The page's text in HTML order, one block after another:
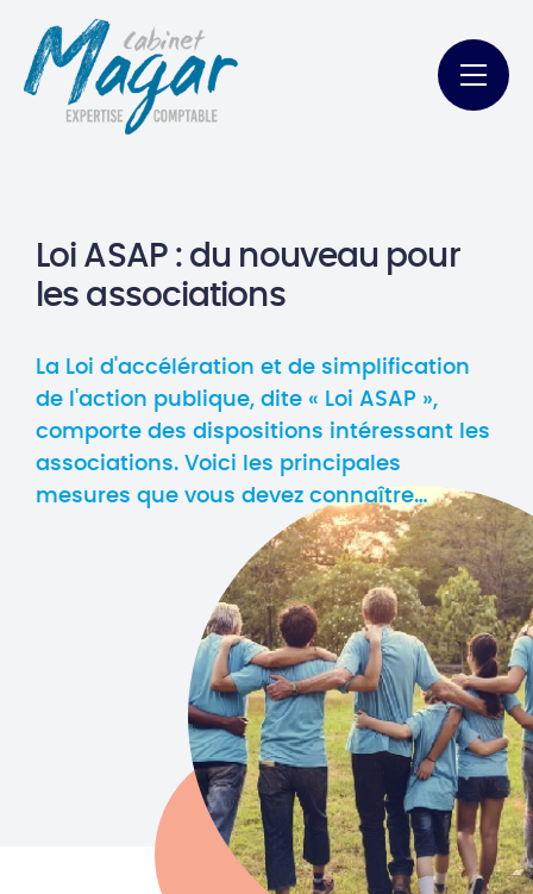
Loi ASAP : du nouveau pour
les associations
La Loi d'accélération et de simplification
de l'action publique, dite « Loi ASAP »,
comporte des dispositions intéressant les
associations. Voici les principales
mesures que vous devez connaître…